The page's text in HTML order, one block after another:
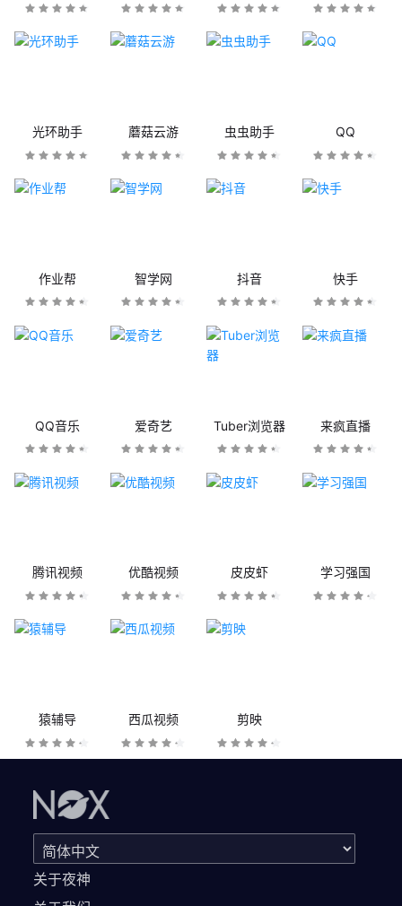
光环助手 蘑菇云游 虫虫助手 QQ
作业帮 智学网 抖音 快手
QQ音乐 爱奇艺 Tuber浏览器 来疯直播
腾讯视频 优酷视频 皮皮虾 学习强国
猿辅导 西瓜视频 剪映
关于夜神